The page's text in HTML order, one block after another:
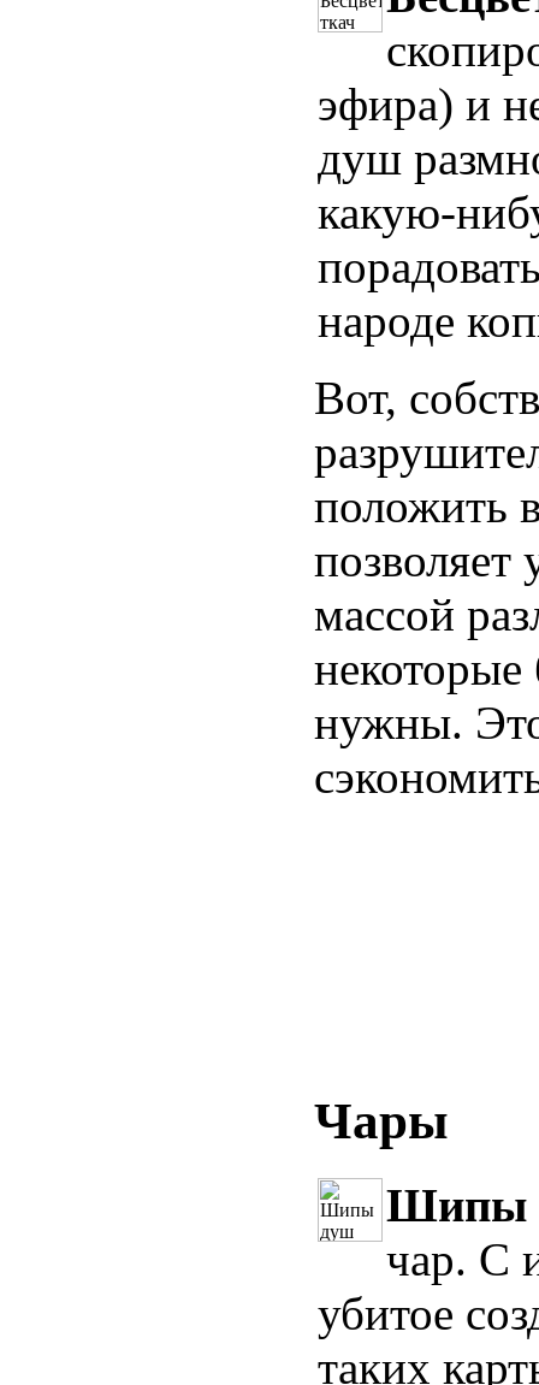
эфира) и
душ
какую-
народе
Вот,
положить
позволяет
массой
некоторые
нужны.
Чары
Шипы
чар. С
убитое
таких